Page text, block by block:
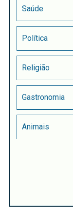
Saúde
Política
Religião
Gastronomia
Animais